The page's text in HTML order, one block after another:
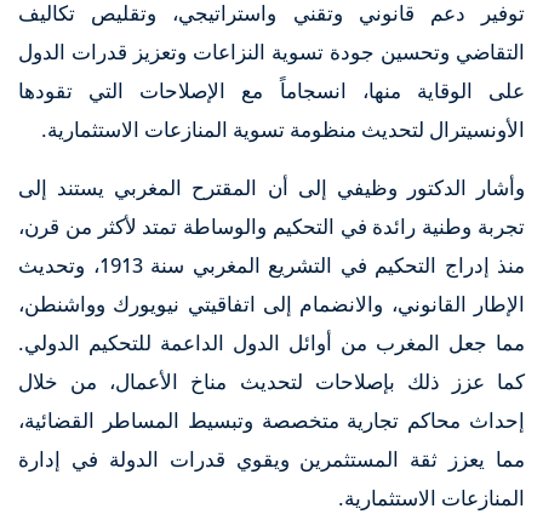
توفير دعم قانوني وتقني واستراتيجي، وتقليص تكاليف
التقاضي وتحسين جودة تسوية النزاعات وتعزيز قدرات الدول
على الوقاية منها، انسجاماً مع الإصلاحات التي تقودها
الأونسيترال لتحديث منظومة تسوية المنازعات الاستثمارية.
وأشار الدكتور وظيفي إلى أن المقترح المغربي يستند إلى
تجربة وطنية رائدة في التحكيم والوساطة تمتد لأكثر من قرن،
منذ إدراج التحكيم في التشريع المغربي سنة 1913، وتحديث
الإطار القانوني، والانضمام إلى اتفاقيتي نيويورك وواشنطن،
مما جعل المغرب من أوائل الدول الداعمة للتحكيم الدولي.
كما عزز ذلك بإصلاحات لتحديث مناخ الأعمال، من خلال
إحداث محاكم تجارية متخصصة وتبسيط المساطر القضائية،
مما يعزز ثقة المستثمرين ويقوي قدرات الدولة في إدارة
المنازعات الاستثمارية.